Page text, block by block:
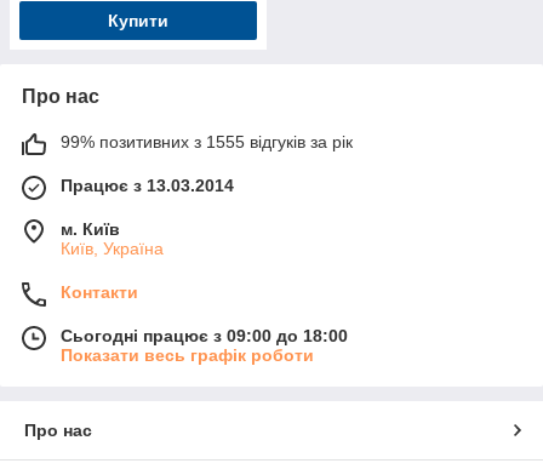
Купити
Про нас
99% позитивних з 1555 відгуків за рік
Працює з 13.03.2014
м. Київ
Київ, Україна
Контакти
Сьогодні працює з 09:00 до 18:00
Показати весь графік роботи
Про нас